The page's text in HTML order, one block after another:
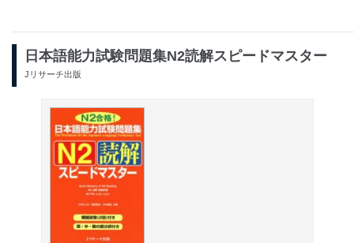
日本語能力試験問題集N2読解スピードマスター
Jリサーチ出版